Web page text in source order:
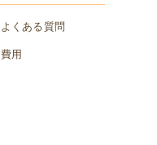
よくある質問
費用